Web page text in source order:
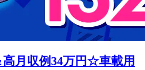
月収例34万円☆車載用